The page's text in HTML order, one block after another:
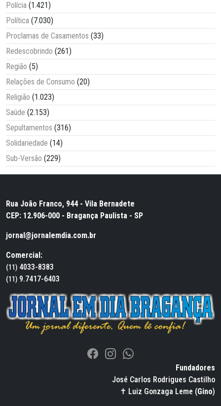
Polícia (1.421)
Política (7.030)
Proclamas de Casamentos (33)
Redescobrindo (261)
Região (5)
Relações de Consumo (20)
Religião (1.023)
Saúde (2.153)
Sepultamentos (316)
Solidariedade (14)
Sub-Versão (229)
Rua João Franco, 944 - Vila Bernadete
CEP: 12.906-000 - Bragança Paulista - SP
jornal@jornalemdia.com.br
Comercial:
(11) 4033-8383
(11) 9.7417-6403
Fundadores
José Carlos Rodrigues Castilho
✝ Luiz Gonzaga Leme (Gino)